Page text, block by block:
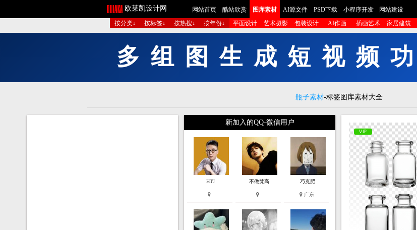
欧莱凯设计网 网站首页 酷站欣赏 图库素材 AI源文件 PSD下载 小程序开发
网站建设
按分类↓
按标签↓ 按热搜↓ 按年份↓ 平面设计 艺术摄影 包装设计 AI作画 插画艺术 家居建筑
组 图 生 成 短 视 频 功
瓶子素材-标签图库素材大全
新加入的QQ-微信用户
HTJ 不做梵高 巧克肥
广东
VIP